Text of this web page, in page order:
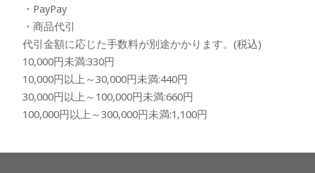
・PayPay
・商品代引
代引金額に応じた手数料が別途かかります。(税込)
10,000円未満:330円
10,000円以上～30,000円未満:440円
30,000円以上～100,000円未満:660円
100,000円以上～300,000円未満:1,100円